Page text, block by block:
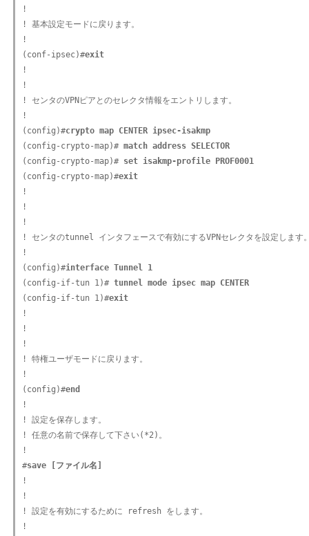
!
! 基本設定モードに戻ります。
!
(conf-ipsec)#exit
!
!
! センタのVPNピアとのセレクタ情報をエントリします。
!
(config)#crypto map CENTER ipsec-isakmp
(config-crypto-map)# match address SELECTOR
(config-crypto-map)# set isakmp-profile PROF0001
(config-crypto-map)#exit
!
!
!
! センタのtunnel インタフェースで有効にするVPNセレクタを設定します
!
(config)#interface Tunnel 1
(config-if-tun 1)# tunnel mode ipsec map CENTER
(config-if-tun 1)#exit
!
!
!
! 特権ユーザモードに戻ります。
!
(config)#end
!
! 設定を保存します。
! 任意の名前で保存して下さい(*2)。
!
#save [ファイル名]
!
!
! 設定を有効にするために refresh をします。
!